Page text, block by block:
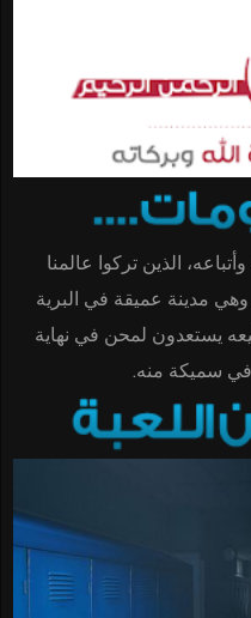
وأتباعه، الذين تركوا عالمنا
وهي مدينة عميقة في البرية
يستعدون لمحن في نهاية
سميكة منه.